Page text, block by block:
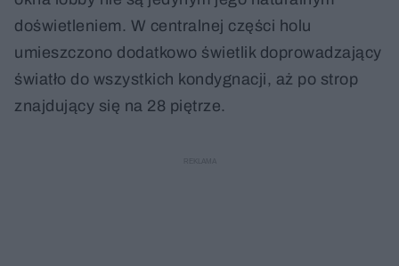
doświetleniem. W centralnej części holu
umieszczono dodatkowo świetlik doprowadzający
światło do wszystkich kondygnacji, aż po strop
znajdujący się na 28 piętrze.